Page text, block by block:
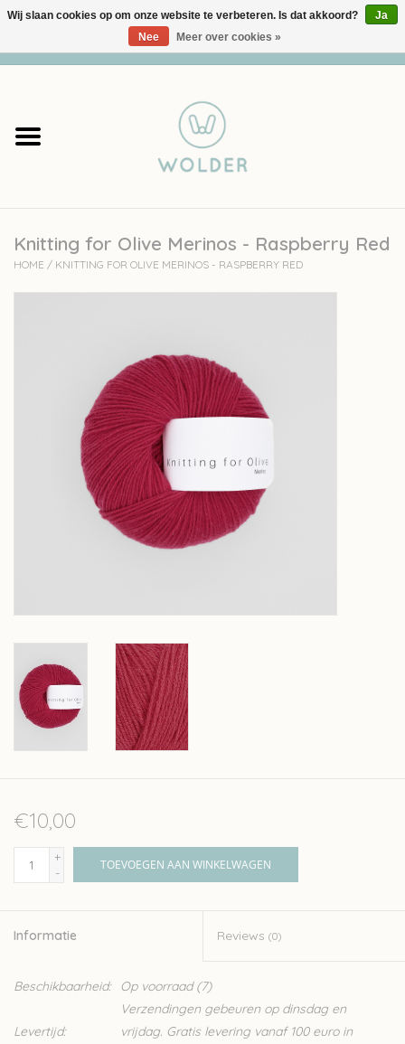
Garens
Accessoires
workshops
Over wolder
Knitting for Olive Merinos - Raspberry Red
HOME / KNITTING FOR OLIVE MERINOS - RASPBERRY RED
€10,00
+
-
TOEVOEGEN AAN WINKELWAGEN
Informatie Reviews (0)
Beschikbaarheid: Op voorraad(7)
Levertijd:
Verzendingen gebeuren op dinsdag en
vrijdag. Gratis levering vanaf 100 euro in
Wij slaan cookies op om onze website te verbeteren. Is dat akkoord?
Ja
Nee
Meer over cookies »